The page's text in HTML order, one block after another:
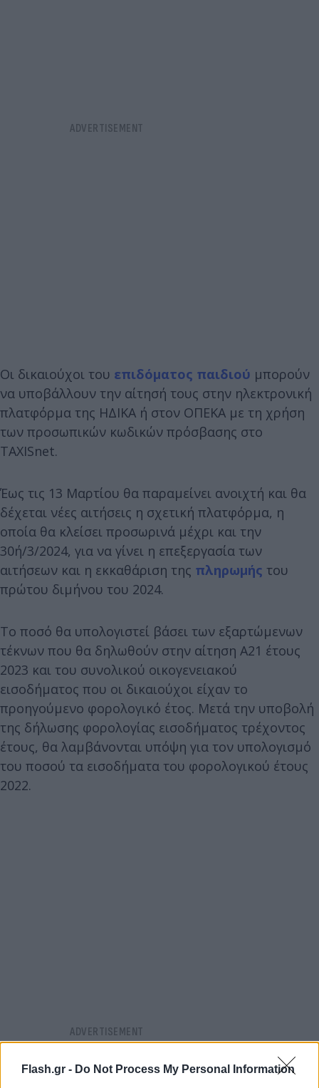
Flash.gr - Do Not Process My Personal Information
Οι δικαιούχοι του επιδόματος παιδιού μπορούν
να υποβάλλουν την αίτησή τους στην ηλεκτρονική
πλατφόρμα της ΗΔΙΚΑ ή στον ΟΠΕΚΑ με τη χρήση
των προσωπικών κωδικών πρόσβασης στο
ΤΑΧΙSnet.
Έως τις 13 Μαρτίου θα παραμείνει ανοιχτή και θα
δέχεται νέες αιτήσεις η σχετική πλατφόρμα, η
οποία θα κλείσει προσωρινά μέχρι και την
30ή/3/2024, για να γίνει η επεξεργασία των
αιτήσεων και η εκκαθάριση της πληρωμής του
πρώτου διμήνου του 2024.
Το ποσό θα υπολογιστεί βάσει των εξαρτώμενων
τέκνων που θα δηλωθούν στην αίτηση Α21 έτους
2023 και του συνολικού οικογενειακού
εισοδήματος που οι δικαιούχοι είχαν το
προηγούμενο φορολογικό έτος. Μετά την υποβολή
της δήλωσης φορολογίας εισοδήματος τρέχοντος
έτους, θα λαμβάνονται υπόψη για τον υπολογισμό
του ποσού τα εισοδήματα του φορολογικού έτους
2022.